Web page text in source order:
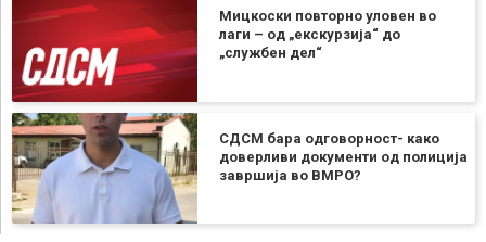
Мицкоски повторно уловен во
лаги – од „екскурзија“ до
„службен дел“
СДСМ бара одговорност- како
доверливи документи од полиција
завршија во ВМРО?